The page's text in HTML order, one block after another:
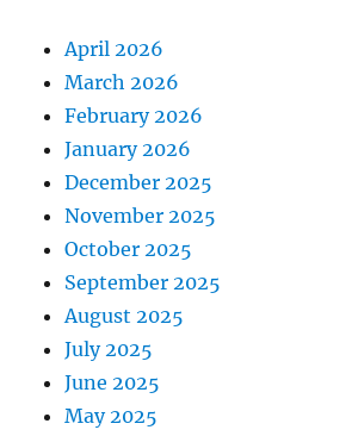
April 2026
March 2026
February 2026
January 2026
December 2025
November 2025
October 2025
September 2025
August 2025
July 2025
June 2025
May 2025